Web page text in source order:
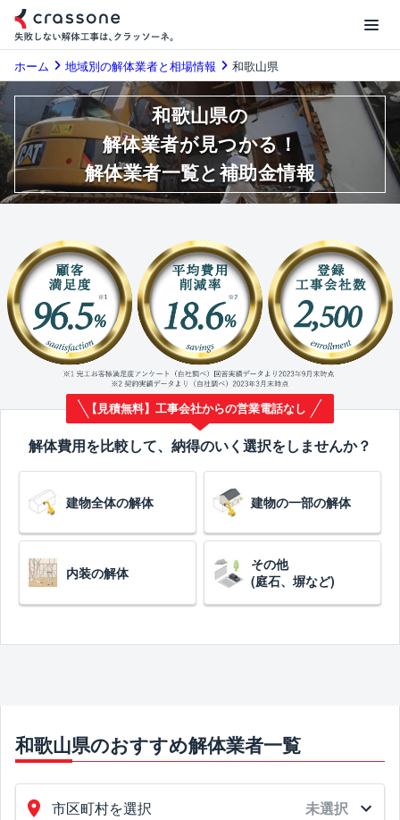
ホーム 地域別の解体業者と相場情報 和歌山県
和歌山県の
解体業者が見つかる！
解体業者一覧と補助金情報
【見積無料】工事会社からの営業電話なし
解体費用を比較して、納得のいく選択をしませんか？
建物全体の解体 建物の一部の解体
内装の解体
その他
(庭石、塀など)
和歌山県のおすすめ解体業者一覧
市区町村を選択 未選択